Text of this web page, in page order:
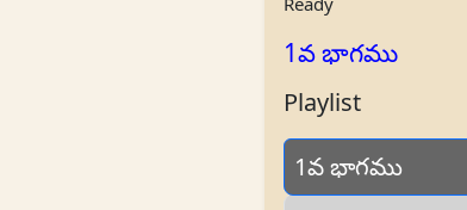
1వ భాగము
Playlist
1వ భాగము